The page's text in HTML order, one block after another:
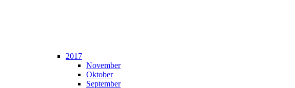
2017
November
Oktober
September